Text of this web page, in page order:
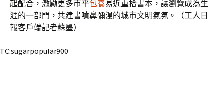
起配合，激勵更多市平包養易近重拾書本，讓瀏覽成為生
涯的一部門，共建書噴鼻彌漫的城市文明氣氛。（工人日
報客戶端記者蘇墨）
TC:sugarpopular900